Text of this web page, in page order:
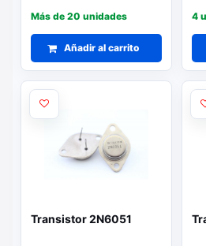
Más de 20 unidades
Añadir al carrito
4
Transistor 2N6051